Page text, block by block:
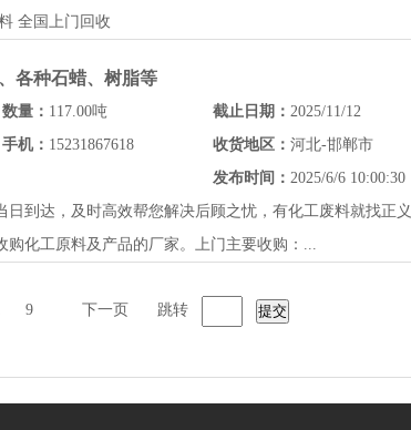
全国上门回收
各种石蜡、树脂等
数量： 117.00吨 截止日期： 2025/11/12
手机： 15231867618 收货地区： 河北-邯郸市
发布时间： 2025/6/6 10:00:30
日到达，及时高效帮您解决后顾之忧，有化工废料就找正义
购化工原料及产品的厂家。上门主要收购：...
9 下一页 跳转